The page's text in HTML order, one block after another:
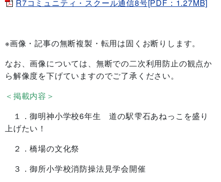
R7コミュニティ・スクール通信8号[PDF：1.27MB]
※画像・記事の無断複製・転用は固くお断りします。
なお、画像については、無断での二次利用防止の観点か
ら解像度を下げていますのでご了承ください。
＜掲載内容＞
１．御明神小学校6年生 道の駅雫石あねっこを盛り
上げたい！
２．橋場の文化祭
３．御所小学校消防操法見学会開催